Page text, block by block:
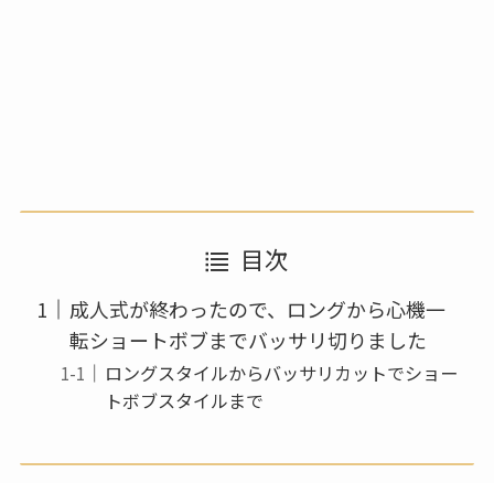
目次
成人式が終わったので、ロングから心機一
転ショートボブまでバッサリ切りました
ロングスタイルからバッサリカットでショー
トボブスタイルまで